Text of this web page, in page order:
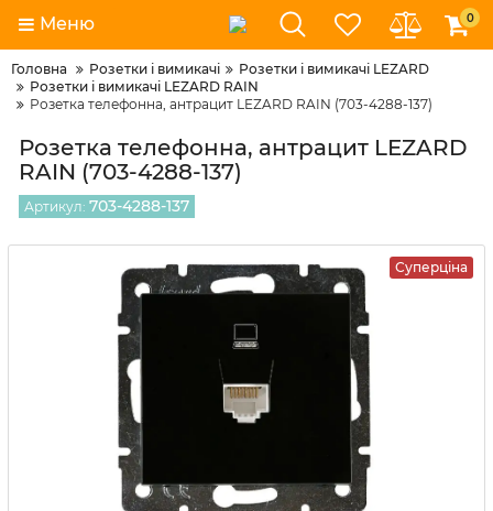
Меню 0
Головна Розетки і вимикачі
Розетки і вимикачі LEZARD
Розетки і вимикачі LEZARD RAIN
Розетка телефонна, антрацит LEZARD RAIN (703-4288-137)
Розетка телефонна, антрацит LEZARD
RAIN (703-4288-137)
Артикул: 703-4288-137
Суперціна